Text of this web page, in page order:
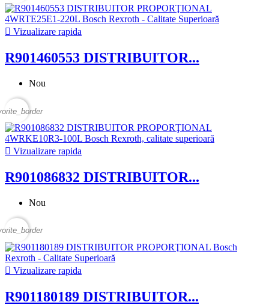
 Vizualizare rapida
R901460553 DISTRIBUITOR...
Nou
 Vizualizare rapida
R901086832 DISTRIBUITOR...
Nou
 Vizualizare rapida
R901180189 DISTRIBUITOR...